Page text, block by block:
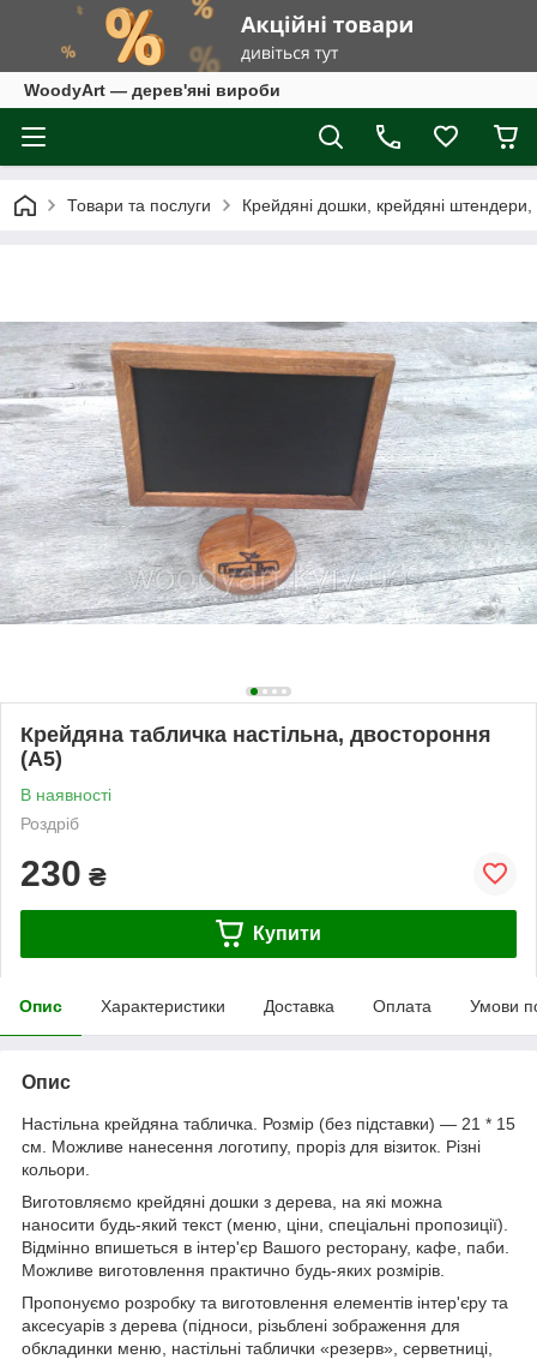
WoodyArt — дерев'яні вироби
Товари та послуги Крейдяні дошки, крейдяні штендери,
Крейдяна табличка настільна, двостороння
(А5)
В наявності
Роздріб
230 ₴
Купити
Опис Характеристики Доставка Оплата Умови
Опис
Настільна крейдяна табличка. Розмір (без підставки) ― 21 * 15
см. Можливе нанесення логотипу, проріз для візиток. Різні
кольори.
Виготовляємо крейдяні дошки з дерева, на які можна
наносити будь-який текст (меню, ціни, спеціальні пропозиції).
Відмінно впишеться в інтер'єр Вашого ресторану, кафе, паби.
Можливе виготовлення практично будь-яких розмірів.
Пропонуємо розробку та виготовлення елементів інтер'єру та
аксесуарів з дерева (підноси, різьблені зображення для
обкладинки меню, настільні таблички «резерв», серветниці,